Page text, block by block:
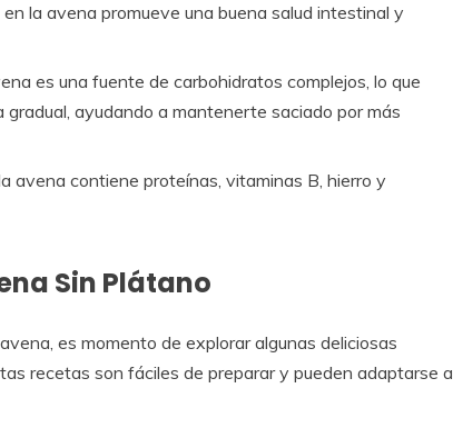
la avena promueve una buena salud intestinal y
es una fuente de carbohidratos complejos, lo que
ayudando a mantenerte saciado por más
avena contiene proteínas, vitaminas B, hierro y
Sin Plátano
es momento de explorar algunas deliciosas
recetas son fáciles de preparar y pueden adaptarse a